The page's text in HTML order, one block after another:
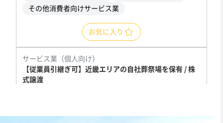
その他消費者向けサービス業
お気に入り
サービス業（個人向け）
【従業員引継ぎ可】近畿エリアの自社葬祭場を保有 / 株
式譲渡